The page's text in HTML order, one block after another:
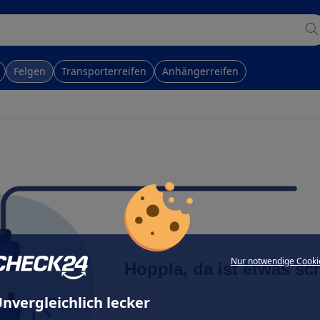
Nur notwendige
lecker
Felgen Transporterreifen Anhängerreifen
Hoppla, da ist etwas